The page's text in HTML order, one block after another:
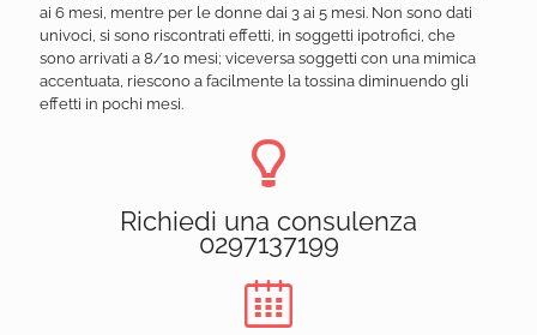
ai 6 mesi, mentre per le donne dai 3 ai 5 mesi. Non sono dati
univoci, si sono riscontrati effetti, in soggetti ipotrofici, che
sono arrivati a 8/10 mesi; viceversa soggetti con una mimica
accentuata, riescono a facilmente la tossina diminuendo gli
effetti in pochi mesi.
Richiedi una consulenza
0297137199